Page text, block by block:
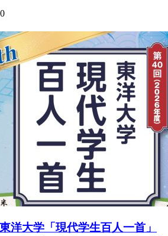
洋大学「現代学生百人一首」